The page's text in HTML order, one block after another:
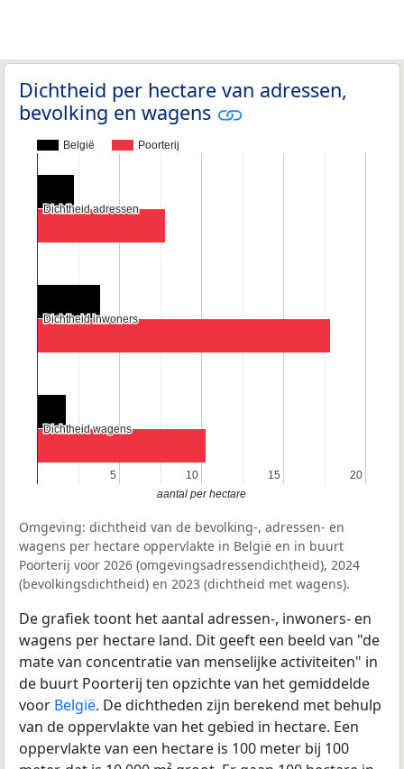
Dichtheid per hectare van adressen,
bevolking en wagens
België Poorterij
5
5 10
10 15
15 20
20
Dichtheid adressen
Dichtheid adressen
Dichtheid inwoners
Dichtheid inwoners
Dichtheid wagens
Dichtheid wagens
aantal per hectare
Omgeving: dichtheid van de bevolking-, adressen- en
wagens per hectare oppervlakte in België en in buurt
Poorterij voor 2026 (omgevingsadressendichtheid), 2024
(bevolkingsdichtheid) en 2023 (dichtheid met wagens).
De grafiek toont het aantal adressen-, inwoners- en
wagens per hectare land. Dit geeft een beeld van "de
mate van concentratie van menselijke activiteiten" in
de buurt Poorterij ten opzichte van het gemiddelde
voor België. De dichtheden zijn berekend met behulp
van de oppervlakte van het gebied in hectare. Een
oppervlakte van een hectare is 100 meter bij 100